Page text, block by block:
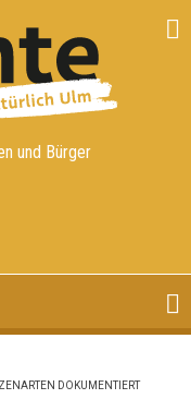
und Bürger
DOKUMENTIERT